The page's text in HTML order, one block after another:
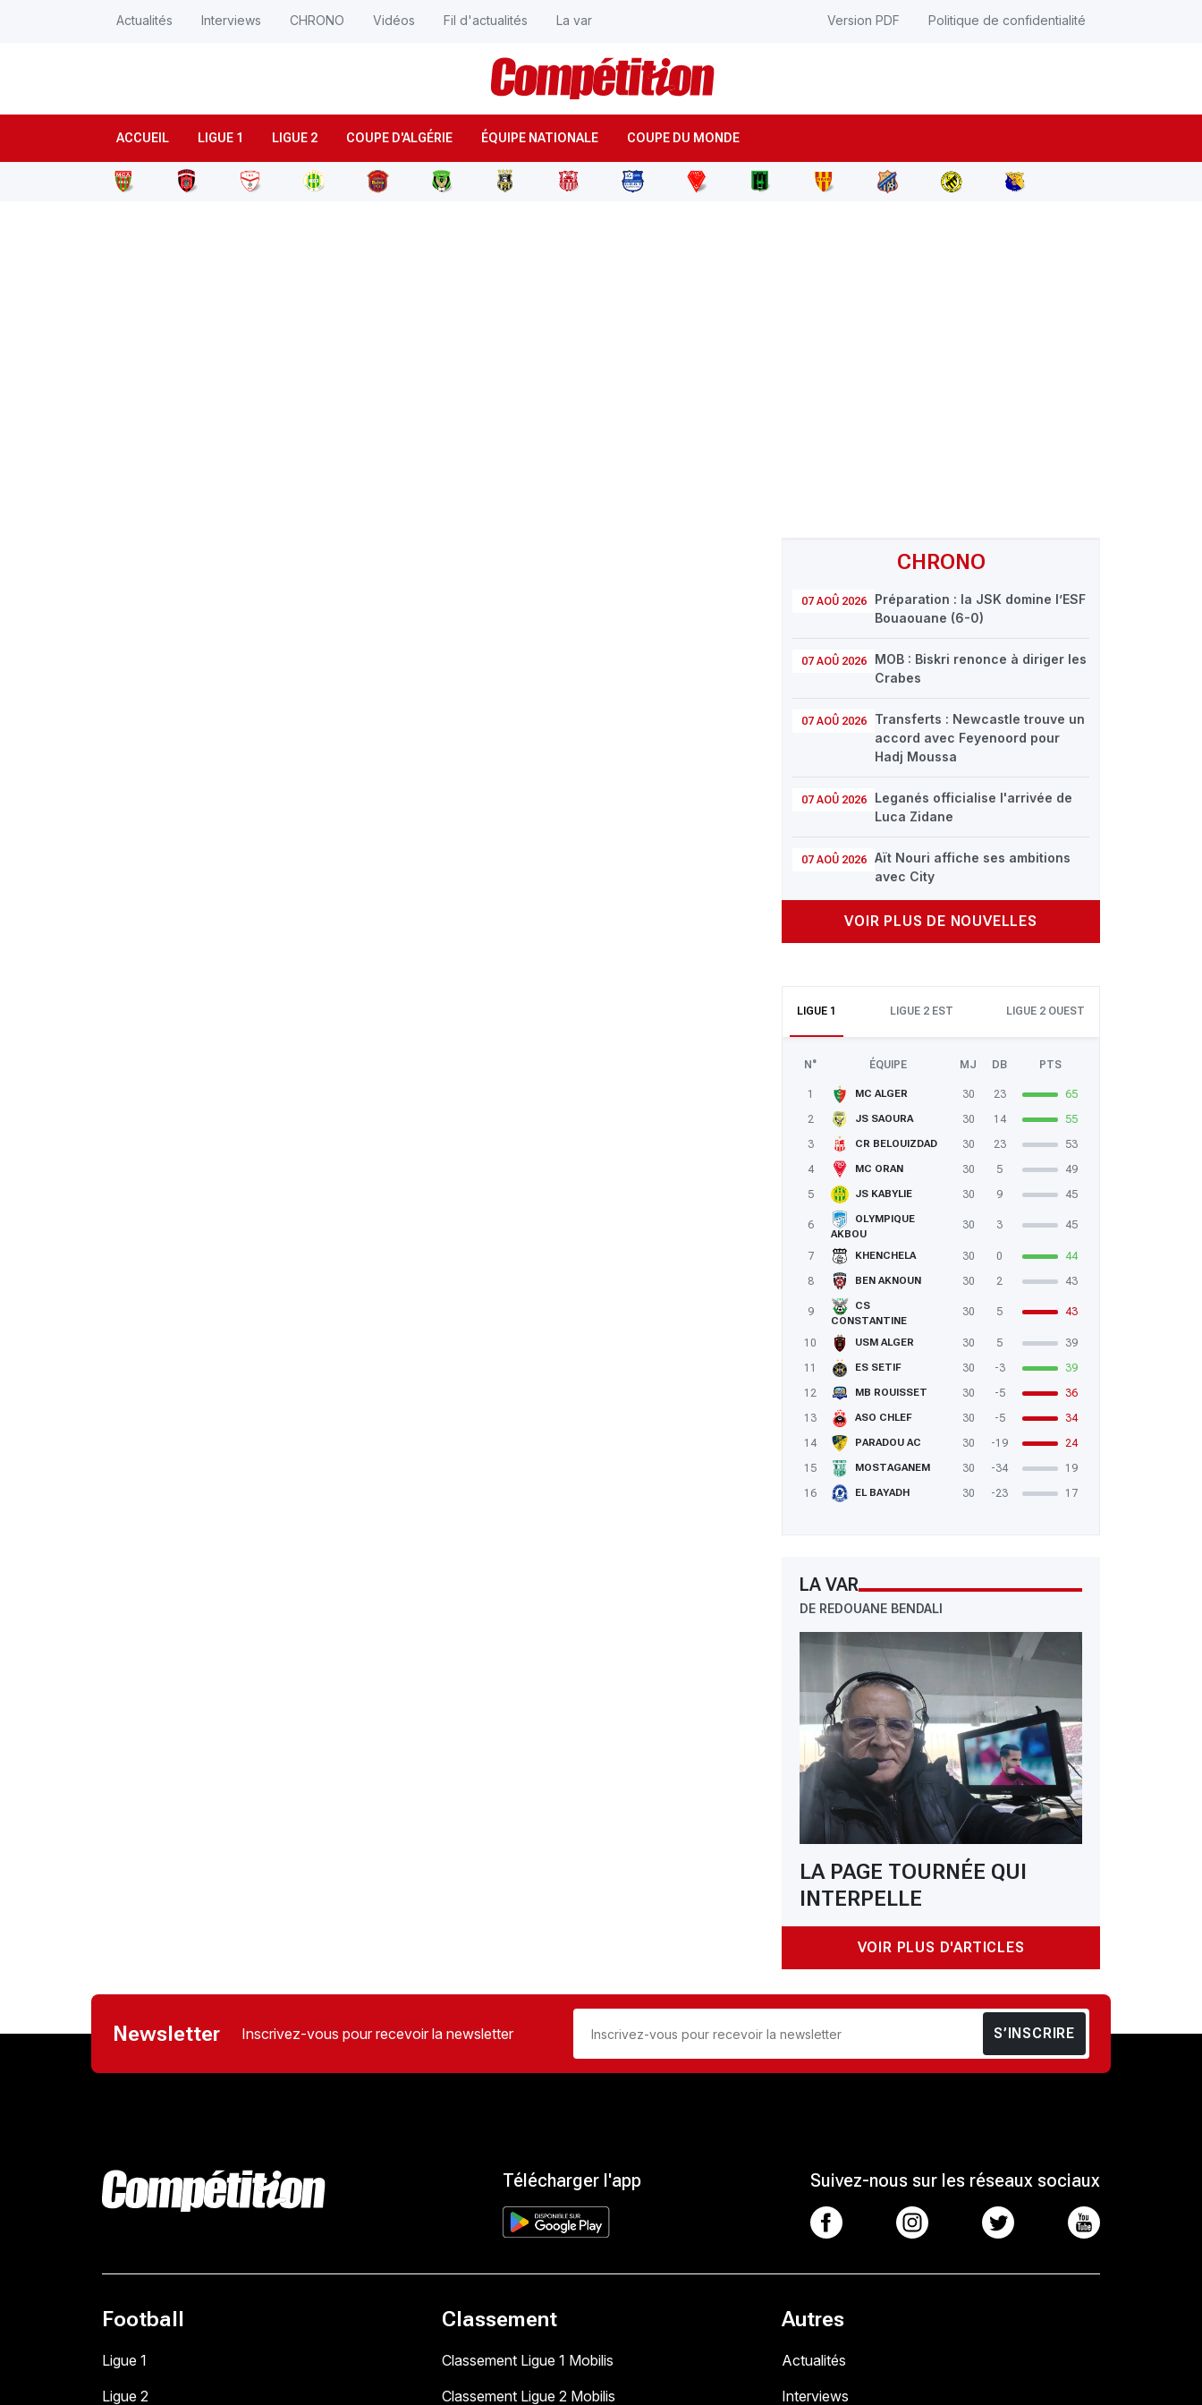
ACCUEIL LIGUE 1 LIGUE 2 COUPE D'ALGÉRIE ÉQUIPE NATIONALE COUPE DU MONDE
Actualités Interviews CHRONO Vidéos Fil d'actualités La var Version PDF Politique de confidentialité
CHRONO
07 AOÛ 2026
Préparation : la JSK domine l’ESF
Bouaouane (6-0)
07 AOÛ 2026
MOB : Biskri renonce à diriger les
Crabes
07 AOÛ 2026
Transferts : Newcastle trouve un
accord avec Feyenoord pour
Hadj Moussa
07 AOÛ 2026
Leganés officialise l'arrivée de
Luca Zidane
07 AOÛ 2026
Aït Nouri affiche ses ambitions
avec City
VOIR PLUS DE NOUVELLES
LIGUE 1 LIGUE 2 EST LIGUE 2 OUEST
N° ÉQUIPE MJ DB PTS
1 MC ALGER 30 23
65
2
JS SAOURA 30 14
55
3
CR BELOUIZDAD 30 23
53
4
MC ORAN 30 5
49
5
JS KABYLIE 30 9 45
6
OLYMPIQUE
AKBOU
30 3 45
7 KHENCHELA 30 0
44
8
BEN AKNOUN 30 2 43
9
CS
CONSTANTINE
30 5 43
10 USM ALGER 30 5
39
11
ES SETIF 30 -3
39
12
MB ROUISSET 30 -5
36
13
ASO CHLEF 30 -5
34
14
PARADOU AC 30 -19
24
15
MOSTAGANEM 30 -34
19
16
EL BAYADH 30 -23 17
LA VAR
DE REDOUANE BENDALI
LA PAGE TOURNÉE QUI
INTERPELLE
VOIR PLUS D'ARTICLES
Newsletter Inscrivez-vous pour recevoir la newsletter S’INSCRIRE
Télécharger l'app Suivez-nous sur les réseaux sociaux
Football
Ligue 1
Ligue 2
Classement
Classement Ligue 1 Mobilis
Classement Ligue 2 Mobilis
Autres
Actualités
Interviews